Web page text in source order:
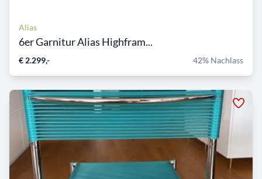
Alias
6er Garnitur Alias Highfram...
€ 2.299,- 42% Nachlass